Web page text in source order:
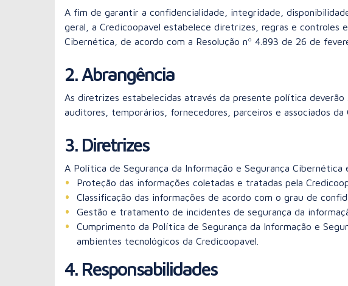
A fim de garantir a confidencialidade, integridade,
geral, a Credicoopavel estabelece diretrizes, regras e controles
Cibernética, de acordo com a Resolução nº 4.893 de 26 de
2. Abrangência
As diretrizes estabelecidas através da presente política
auditores, temporários, fornecedores, parceiros e associados
3. Diretrizes
A Política de Segurança da Informação e Segurança
Proteção das informações coletadas e tratadas pela
Classificação das informações de acordo com o grau de
Gestão e tratamento de incidentes de segurança da
Cumprimento da Política de Segurança da Informação e
ambientes tecnológicos da Credicoopavel.
4. Responsabilidades